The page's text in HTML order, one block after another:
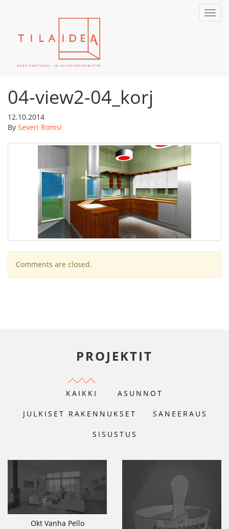
04-view2-04_korj
12.10.2014
By Severi Romsi
Comments are closed.
PROJEKTIT
KAIKKI ASUNNOT
JULKISET RAKENNUKSET SANEERAUS
SISUSTUS
Okt Vanha Pello